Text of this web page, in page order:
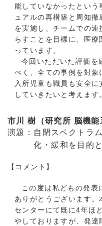
能していなかったという
ュアルの再構築と周知
を実施し、チームでの
らすことを目標に、医
っています。
今回いただいた評価を
べく、全ての事例を対象
入所児童も職員も安全
していきたいと考えます
市川 樹（研究所 脳機能
演題：自閉スペクトラ
化・緩和を目的
【コメント】
この度は私どもの発表
ありがとうございます
センターにて既に4年ほ
やしておりますが、発達